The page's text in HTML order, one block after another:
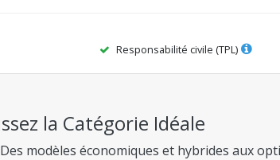
Responsabilité civile (TPL)
la Catégorie Idéale
modèles économiques et hybrides aux